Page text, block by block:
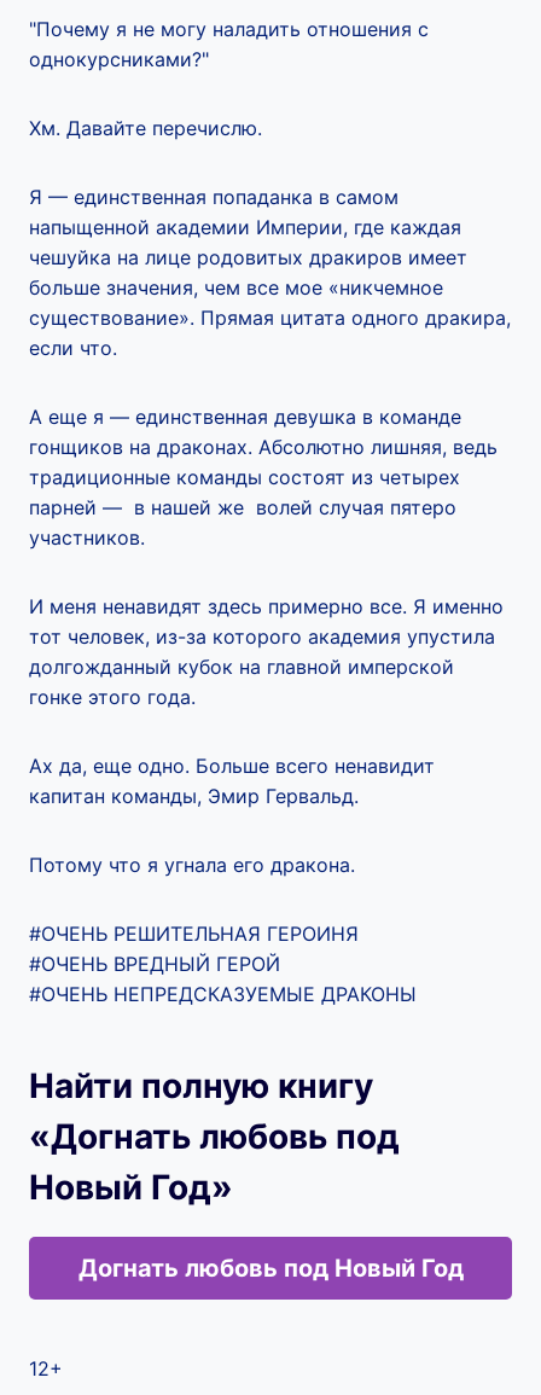
"Почему я не могу наладить отношения с
однокурсниками?"
Хм. Давайте перечислю.
Я — единственная попаданка в самом
напыщенной академии Империи, где каждая
чешуйка на лице родовитых дракиров имеет
больше значения, чем все мое «никчемное
существование». Прямая цитата одного дракира,
если что.
А еще я — единственная девушка в команде
гонщиков на драконах. Абсолютно лишняя, ведь
традиционные команды состоят из четырех
парней — в нашей же волей случая пятеро
участников.
И меня ненавидят здесь примерно все. Я именно
тот человек, из-за которого академия упустила
долгожданный кубок на главной имперской
гонке этого года.
Ах да, еще одно. Больше всего ненавидит
капитан команды, Эмир Гервальд.
Потому что я угнала его дракона.
#ОЧЕНЬ РЕШИТЕЛЬНАЯ ГЕРОИНЯ
#ОЧЕНЬ ВРЕДНЫЙ ГЕРОЙ
#ОЧЕНЬ НЕПРЕДСКАЗУЕМЫЕ ДРАКОНЫ
Найти полную книгу
«Догнать любовь под
Новый Год»
Догнать любовь под Новый Год
12+